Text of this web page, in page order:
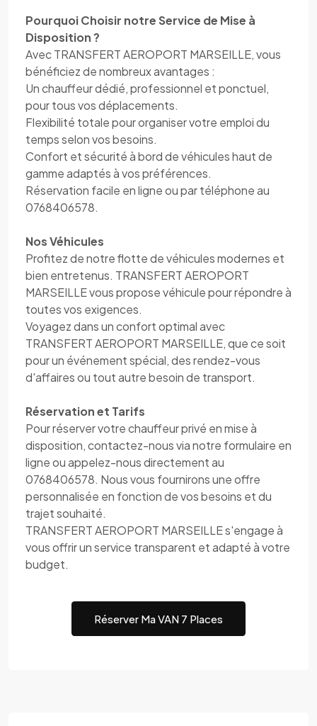
Pourquoi Choisir notre Service de Mise à
Disposition ?
Avec TRANSFERT AEROPORT MARSEILLE, vous
bénéficiez de nombreux avantages :
Un chauffeur dédié, professionnel et ponctuel,
pour tous vos déplacements.
Flexibilité totale pour organiser votre emploi du
temps selon vos besoins.
Confort et sécurité à bord de véhicules haut de
gamme adaptés à vos préférences.
Réservation facile en ligne ou par téléphone au
0768406578.
Nos Véhicules
Profitez de notre flotte de véhicules modernes et
bien entretenus. TRANSFERT AEROPORT
MARSEILLE vous propose véhicule pour répondre à
toutes vos exigences.
Voyagez dans un confort optimal avec
TRANSFERT AEROPORT MARSEILLE, que ce soit
pour un événement spécial, des rendez-vous
d'affaires ou tout autre besoin de transport.
Réservation et Tarifs
Pour réserver votre chauffeur privé en mise à
disposition, contactez-nous via notre formulaire en
ligne ou appelez-nous directement au
0768406578. Nous vous fournirons une offre
personnalisée en fonction de vos besoins et du
trajet souhaité.
TRANSFERT AEROPORT MARSEILLE s'engage à
vous offrir un service transparent et adapté à votre
budget.
Réserver Ma VAN 7 Places